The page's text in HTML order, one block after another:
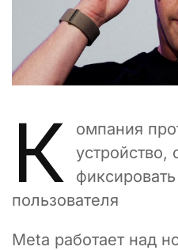
К
омпания
устройство,
пользователя
Meta работает над